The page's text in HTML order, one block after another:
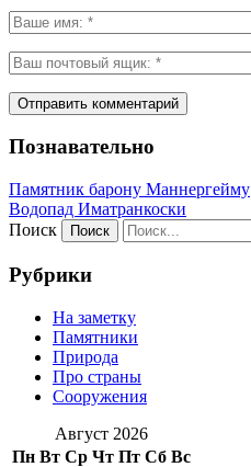
Познавательно
Памятник барону Маннергейму
Водопад Иматранкоски
Поиск
Рубрики
На заметку
Памятники
Природа
Про страны
Сооружения
Август 2026
Пн Вт Ср Чт Пт Сб Вс